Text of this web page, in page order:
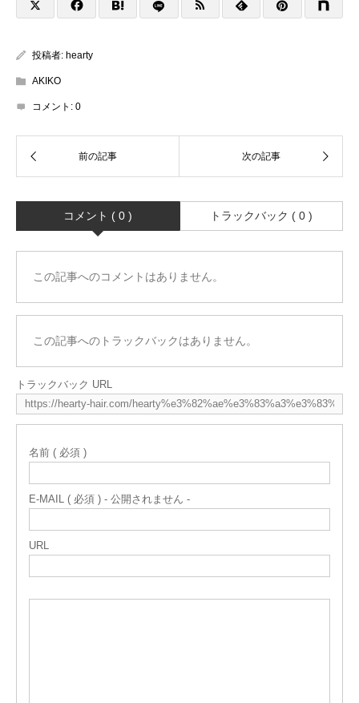
投稿者: hearty
AKIKO
コメント: 0
コメント ( 0 ) トラックバック ( 0 )
この記事へのコメントはありません。
この記事へのトラックバックはありません。
トラックバック URL
名前 ( 必須 )
E-MAIL ( 必須 ) - 公開されません -
URL